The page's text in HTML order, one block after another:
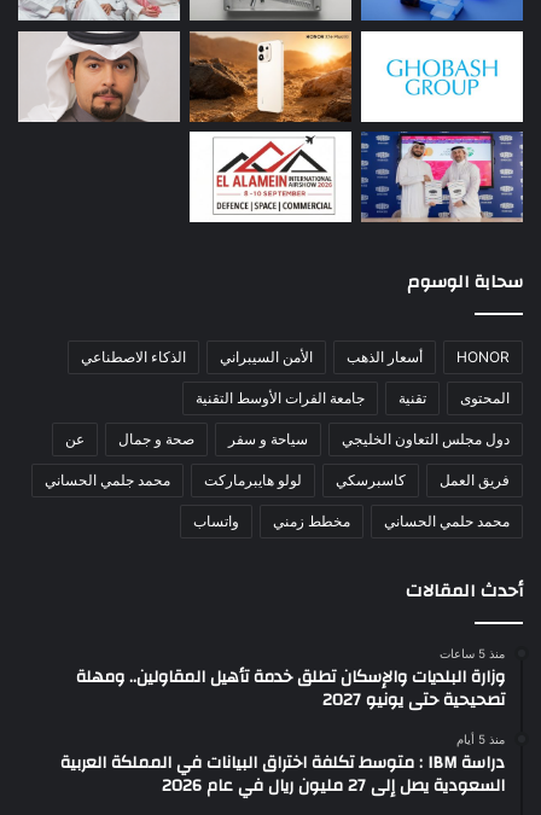
سحابة الوسوم
HONOR أسعار الذهب الأمن السيبراني الذكاء الاصطناعي
المحتوى تقنية جامعة الفرات الأوسط التقنية
دول مجلس التعاون الخليجي سياحة و سفر صحة و جمال عن
فريق العمل كاسبرسكي لولو هايبرماركت محمد جلمي الحساني
محمد حلمي الحساني مخطط زمني واتساب
أحدث المقالات
منذ 5 ساعات
وزارة البلديات والإسكان تطلق خدمة تأهيل المقاولين.. ومهلة
تصحيحية حتى يونيو 2027
منذ 5 أيام
دراسة IBM : متوسط تكلفة اختراق البيانات في المملكة العربية
السعودية يصل إلى 27 مليون ريال في عام 2026